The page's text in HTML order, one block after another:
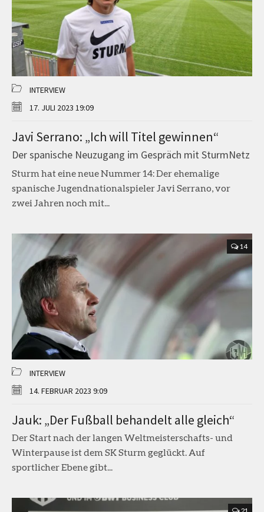
INTERVIEW
17. JULI 2023 19:09
Javi Serrano: „Ich will Titel gewinnen“
Der spanische Neuzugang im Gespräch mit SturmNetz
Sturm hat eine neue Nummer 14: Der ehemalige
spanische Jugendnationalspieler Javi Serrano, vor
zwei Jahren noch mit...
14
INTERVIEW
14. FEBRUAR 2023 9:09
Jauk: „Der Fußball behandelt alle gleich“
Der Start nach der langen Weltmeisterschafts- und
Winterpause ist dem SK Sturm geglückt. Auf
sportlicher Ebene gibt...